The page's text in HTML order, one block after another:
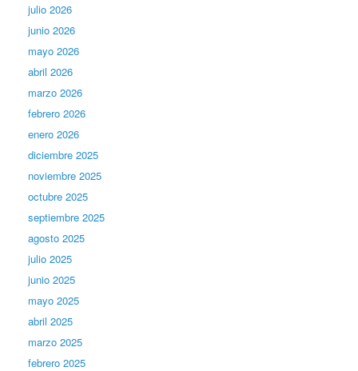
julio 2026
junio 2026
mayo 2026
abril 2026
marzo 2026
febrero 2026
enero 2026
diciembre 2025
noviembre 2025
octubre 2025
septiembre 2025
agosto 2025
julio 2025
junio 2025
mayo 2025
abril 2025
marzo 2025
febrero 2025